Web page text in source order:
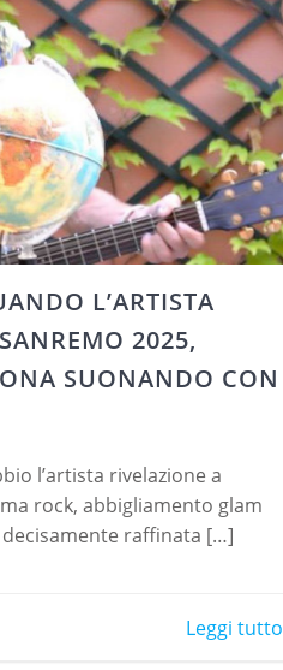
L’ARTISTA
2025,
SUONANDO CON
l’artista rivelazione a
rock, abbigliamento glam
raffinata […]
Leggi tutto